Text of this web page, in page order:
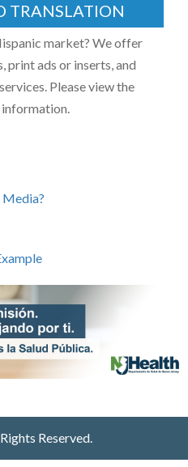
TRANSLATION
market? We offer
print ads or inserts, and
Please view the
Reserved.